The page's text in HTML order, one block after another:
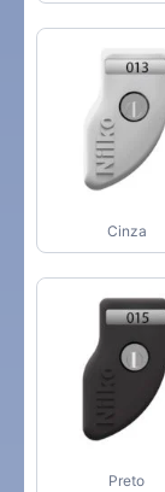
Cinza
Preto